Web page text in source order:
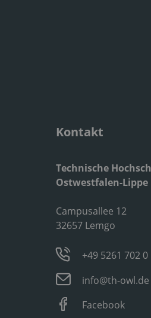
Kontakt
Technische
Ostwestfalen-Lippe
Campusallee 12
32657 Lemgo
+49 5261 702 0
info@th-owl.de
Facebook